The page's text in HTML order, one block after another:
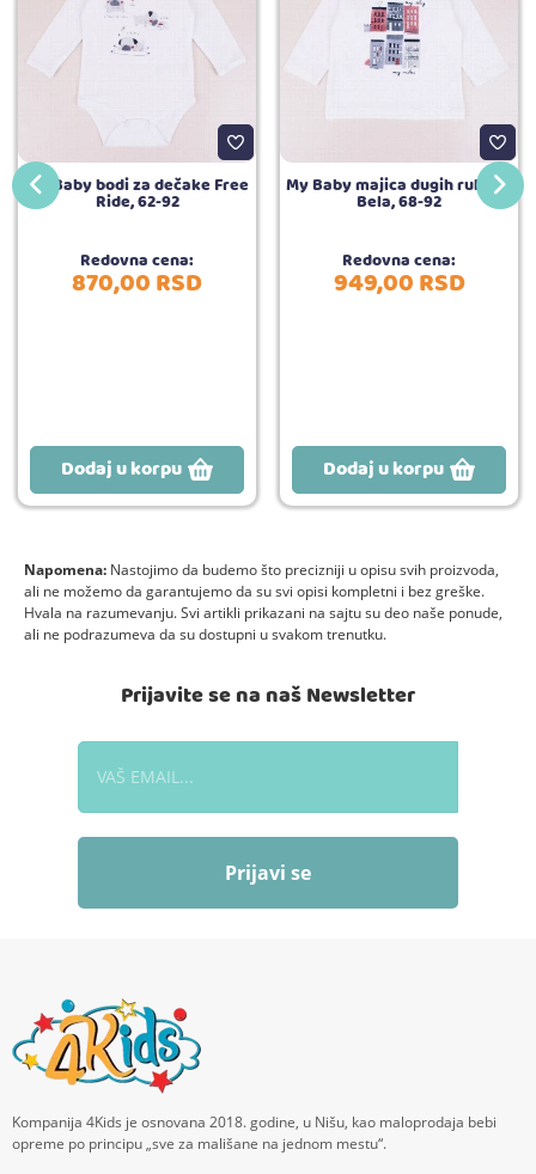
My Baby bodi za dečake Free
Ride, 62-92
Redovna cena:
870,00RSD
Dodaj u korpu
My Baby majica dugih rukava
Bela, 68-92
Redovna cena:
949,00RSD
Dodaj u korpu
Napomena: Nastojimo da budemo što precizniji u opisu svih proizvoda,
ali ne možemo da garantujemo da su svi opisi kompletni i bez greške.
Hvala na razumevanju. Svi artikli prikazani na sajtu su deo naše ponude,
ali ne podrazumeva da su dostupni u svakom trenutku.
Prijavite se na naš Newsletter
Prijavi se
Kompanija 4Kids je osnovana 2018. godine, u Nišu, kao maloprodaja bebi
opreme po principu „sve za mališane na jednom mestu“.